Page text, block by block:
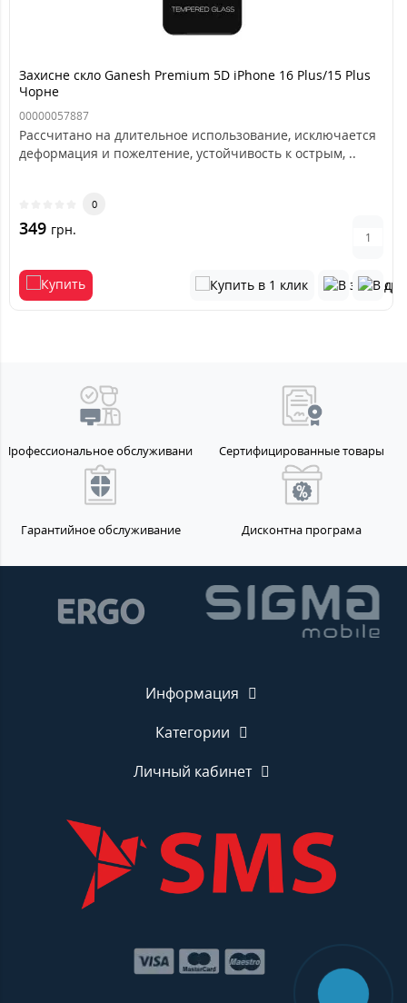
Захисне скло Ganesh Premium 5D iPhone 16 Plus/15 Plus
Чорне
00000057887
Рассчитано на длительное использование, исключается
деформация и пожелтение, устойчивость к острым, ..
0
349 грн.
Профессиональное обслуживание Сертифицированные товары
Гарантийное обслуживание Дисконтна програма
Информация
Категории
Личный кабинет